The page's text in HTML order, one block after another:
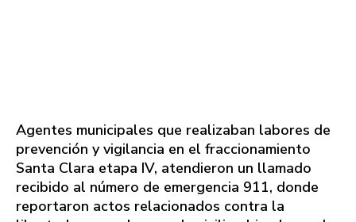
Agentes municipales que realizaban labores de
prevención y vigilancia en el fraccionamiento
Santa Clara etapa IV, atendieron un llamado
recibido al número de emergencia 911, donde
reportaron actos relacionados contra la